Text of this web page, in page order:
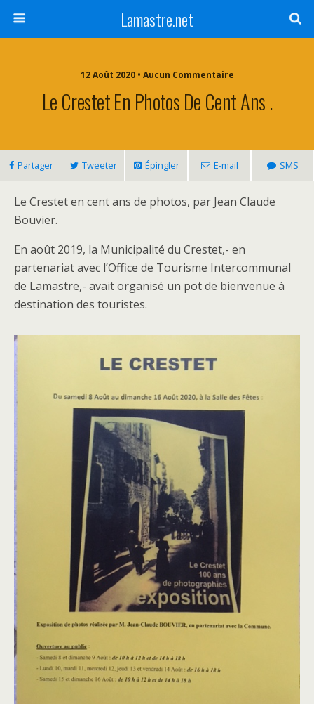
Lamastre.net
12 Août 2020 • Aucun Commentaire
Le Crestet En Photos De Cent Ans .
Partager Tweeter Épingler E-mail SMS
Le Crestet en cent ans de photos, par Jean Claude
Bouvier.
En août 2019, la Municipalité du Crestet,- en
partenariat avec l’Office de Tourisme Intercommunal
de Lamastre,- avait organisé un pot de bienvenue à
destination des touristes.